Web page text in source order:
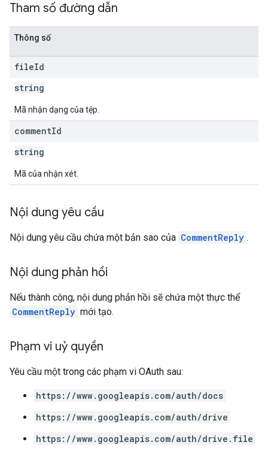
Tham số đường dẫn
Thông số
fileId
string
Mã nhận dạng của tệp.
commentId
string
Mã của nhận xét.
Nội dung yêu cầu
Nội dung yêu cầu chứa một bản sao của CommentReply .
Nội dung phản hồi
Nếu thành công, nội dung phản hồi sẽ chứa một thực thể
CommentReply mới tạo.
Phạm vi uỷ quyền
Yêu cầu một trong các phạm vi OAuth sau:
https://www.googleapis.com/auth/docs
https://www.googleapis.com/auth/drive
https://www.googleapis.com/auth/drive.file